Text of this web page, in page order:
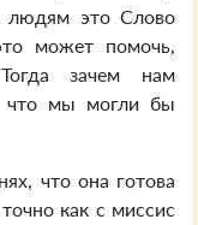
людям это Слово
может помочь,
зачем нам
что мы могли бы
что она готова
как с миссис